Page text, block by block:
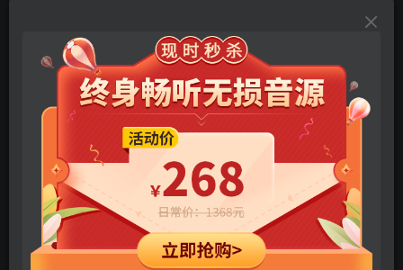
￥9.9 限时特惠
￥99
年卡会员免费 永久会员免费
立即购买
您当前未登录！建议登陆后购买，可保存购买订单
唱片名称：笑傲江湖-粤语精选
唱片类别：精选集
唱片介质：24K金碟